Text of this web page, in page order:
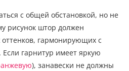
с общей обстановкой, но не
рисунок штор должен
оттенков, гармонирующих с
гарнитур имеет яркую
), занавески не должны